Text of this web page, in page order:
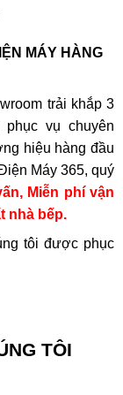
MÁY HÀNG
trải khắp 3
vụ chuyên
hiệu hàng đầu
Máy 365, quý
Miễn phí vận
nhà bếp.
tôi được phục
TÔI